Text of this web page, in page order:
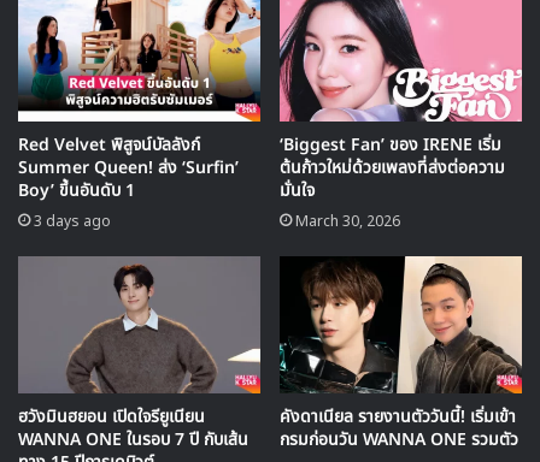
▶ คลิกดูสัมภาษณ์พิเศษ
Red Velvet พิสูจน์บัลลังก์
Summer Queen! ส่ง ‘Surfin’
Boy’ ขึ้นอันดับ 1
3 days ago
‘Biggest Fan’ ของ IRENE เริ่ม
ต้นก้าวใหม่ด้วยเพลงที่ส่งต่อความ
มั่นใจ
March 30, 2026
ฮวังมินฮยอน เปิดใจรียูเนียน
WANNA ONE ในรอบ 7 ปี กับเส้น
คังดาเนียล รายงานตัววันนี้! เริ่มเข้า
กรมก่อนวัน WANNA ONE รวมตัว